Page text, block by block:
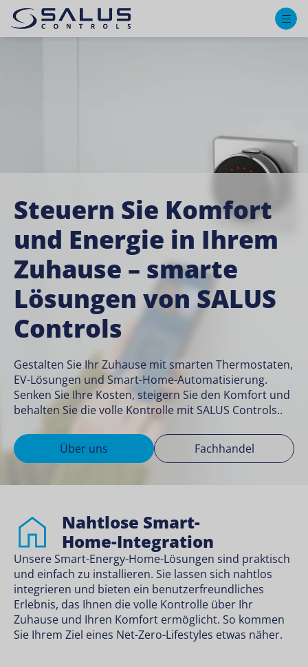
Steuern Sie Komfort
und Energie in Ihrem
Zuhause – smarte
Lösungen von SALUS
Controls
Gestalten Sie Ihr Zuhause mit smarten Thermostaten,
EV-Lösungen und Smart-Home-Automatisierung.
Senken Sie Ihre Kosten, steigern Sie den Komfort und
behalten Sie die volle Kontrolle mit SALUS Controls..
Über uns Fachhandel
INTELLIGENTES
WOHNEN
ENTDECKEN
FACHHANDEL
Nahtlose Smart-
Home-Integration
Unsere Smart-Energy-Home-Lösungen sind praktisch
und einfach zu installieren. Sie lassen sich nahtlos
integrieren und bieten ein benutzerfreundliches
Erlebnis, das Ihnen die volle Kontrolle über Ihr
Zuhause und Ihren Komfort ermöglicht. So kommen
Sie Ihrem Ziel eines Net-Zero-Lifestyles etwas näher.